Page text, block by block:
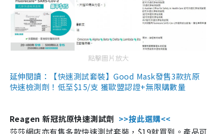
點擊圖片放大
延伸閱讀：【快速測試套裝】Good Mask發售3款抗原
快速檢測劑！低至$15/支 獲歐盟認證+無限購數量
Reagen 新冠抗原快速測試劑 >>按此選購<<
莎莎網店亦有售多款快速測試套裝，$19就買到。產品可